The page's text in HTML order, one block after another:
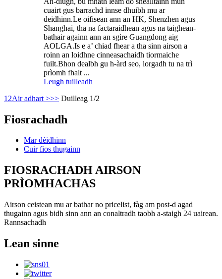
cuairt gus barrachd innse dhuibh mu ar
deidhinn.Le oifisean ann an HK, Shenzhen agus
Shanghai, tha na factaraidhean agus na taighean-
bathair againn ann an sgìre Guangdong aig
AOLGA.Is e a’ chiad fhear a tha sinn airson a
roinn an loidhne cinneasachaidh tiormaiche
fuilt.Bhon dealbh gu h-àrd seo, lorgadh tu na trì
prìomh fhalt ...
Leugh tuilleadh
1 2Air adhart >>> Duilleag 1/2
Fiosrachadh
Mar dèidhinn
Cuir fios thugainn
FIOSRACHADH AIRSON
PRÌOMHACHAS
Airson ceistean mu ar bathar no pricelist, fàg am post-d agad
thugainn agus bidh sinn ann an conaltradh taobh a-staigh 24 uairean.
Rannsachadh
Lean sinne